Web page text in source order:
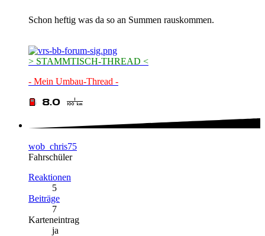
Schon heftig was da so an Summen rauskommen.
> STAMMTISCH-THREAD <
- Mein Umbau-Thread -
wob_chris75
Fahrschüler
Reaktionen
5
Beiträge
7
Karteneintrag
ja